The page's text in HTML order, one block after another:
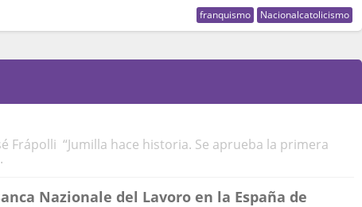
franquismo Nacionalcatolicismo
Frápolli “Jumilla hace historia. Se aprueba la primera
Nazionale del Lavoro en la España de